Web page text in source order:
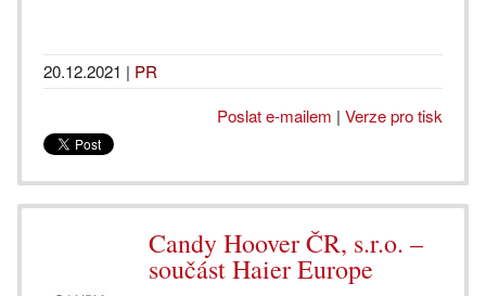
20.12.2021 | PR
Poslat e-mailem | Verze pro tisk
Candy Hoover ČR, s.r.o. –
součást Haier Europe